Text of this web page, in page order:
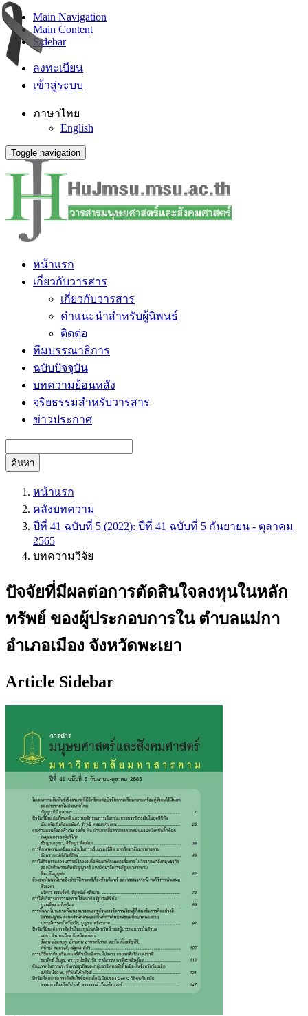
Main Navigation
Main Content
Sidebar
ลงทะเบียน
เข้าสู่ระบบ
ภาษาไทย
English
Toggle navigation
หน้าแรก
เกี่ยวกับวารสาร
เกี่ยวกับวารสาร
คำแนะนำสำหรับผู้นิพนธ์
ติดต่อ
ทีมบรรณาธิการ
ฉบับปัจจุบัน
บทความย้อนหลัง
จริยธรรมสำหรับวารสาร
ข่าวประกาศ
ค้นหา
หน้าแรก
คลังบทความ
ปีที่ 41 ฉบับที่ 5 (2022): ปีที่ 41 ฉบับที่ 5 กันยายน - ตุลาคม
2565
บทความวิจัย
ปัจจัยที่มีผลต่อการตัดสินใจลงทุนในหลัก
ทรัพย์ ของผู้ประกอบการใน ตำบลแม่กา
อำเภอเมือง จังหวัดพะเยา
Article Sidebar